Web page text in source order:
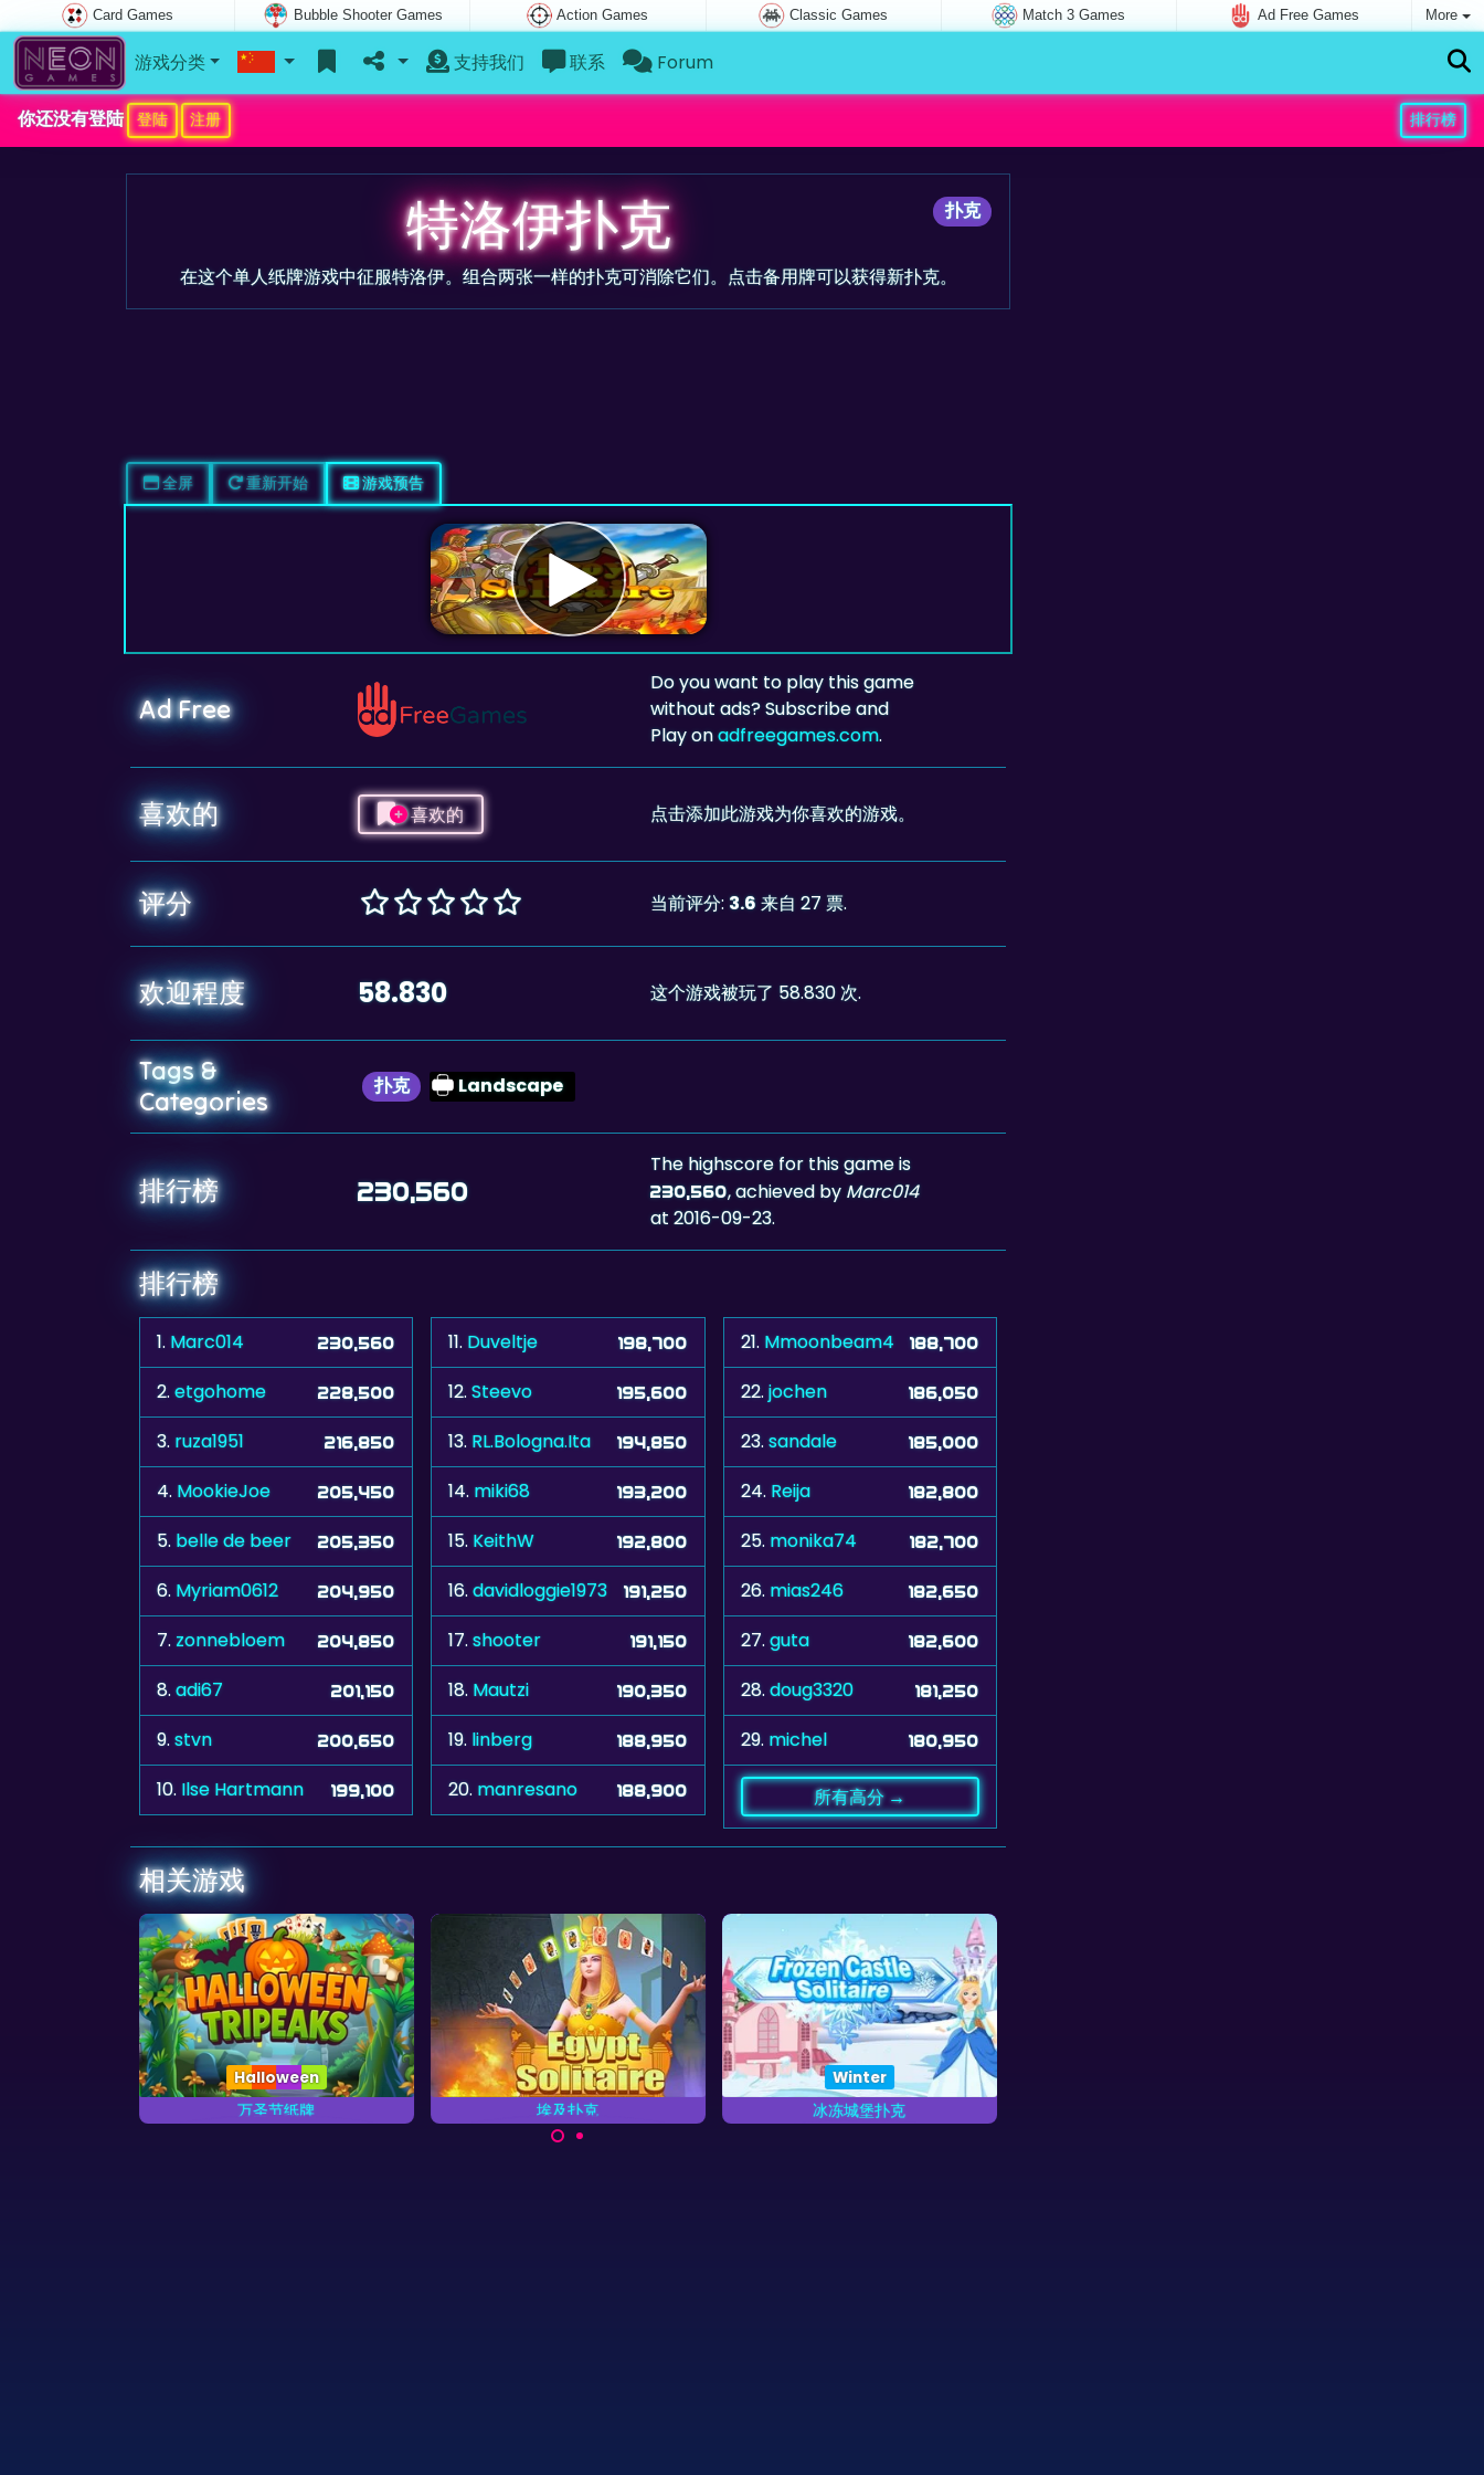
Card Games Bubble Shooter Games Action Games Classic Games Match 3 Games Ad Free Games More
游戏分类 支持我们 联系 Forum
你还没有登陆 登陆 注册 排行榜
扑克
特洛伊扑克
在这个单人纸牌游戏中征服特洛伊。组合两张一样的扑克可消除它们。点击备用牌可以获得新扑克。
全屏 重新开始 游戏预告
Ad Free
Do you want to play this game
without ads? Subscribe and
Play onadfreegames.com.
喜欢的 喜欢的 点击添加此游戏为你喜欢的游戏。
评分 当前评分: 3.6来自 27 票.
欢迎程度 58.830 这个游戏被玩了 58.830 次.
Tags &
Categories
扑克 Landscape
排行榜 230,560
The highscore for this game is
230,560, achieved by Marc014
at 2016-09-23.
排行榜
1. Marc014 230,560
2.etgohome 228,500
3. ruza1951 216,850
4. MookieJoe 205,450
5. belle de beer 205,350
6. Myriam0612 204,950
7.zonnebloem 204,850
8.adi67 201,150
9.stvn 200,650
10. Ilse Hartmann 199,100
11. Duveltje 198,700
12.Steevo 195,600
13. RL.Bologna.Ita 194,850
14. miki68 193,200
15. KeithW 192,800
16.davidloggie1973 191,250
17.shooter 191,150
18. Mautzi 190,350
19. linberg 188,950
20. manresano 188,900
21. Mmoonbeam4 188,700
22.jochen 186,050
23.sandale 185,000
24. Reija 182,800
25. monika74 182,700
26. mias246 182,650
27.guta 182,600
28.doug3320 181,250
29. michel 180,950
所有高分 →
相关游戏
万圣节纸牌
Halloween
埃及扑克 冰冻城堡扑克
Winter